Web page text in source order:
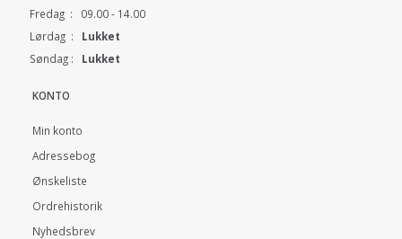
Fredag : 09.00 - 14.00
Lørdag : Lukket
Søndag : Lukket
KONTO
Min konto
Adressebog
Ønskeliste
Ordrehistorik
Nyhedsbrev